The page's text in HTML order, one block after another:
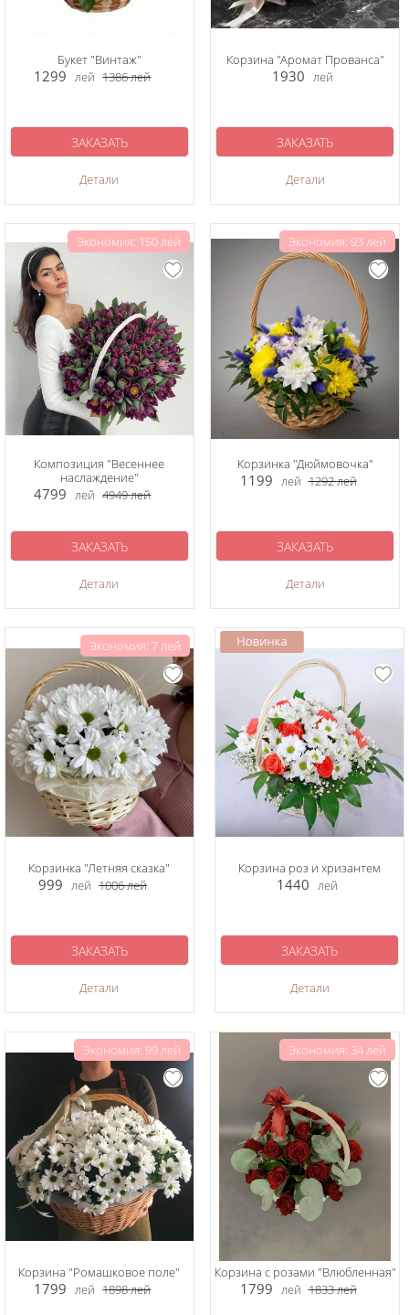
Букет "Винтаж"
1299 лей 1386лей
Детали
ЗАКАЗАТЬ
Корзина "Аромат Прованса"
1930 лей
Детали
ЗАКАЗАТЬ
Экономия: 150 лей
Композиция "Весеннее
наслаждение"
4799 лей 4949лей
Детали
ЗАКАЗАТЬ
Экономия: 93 лей
Корзинка "Дюймовочка"
1199 лей 1292лей
Детали
ЗАКАЗАТЬ
Экономия: 7 лей
Корзинка "Летняя сказка"
999 лей 1006лей
Детали
ЗАКАЗАТЬ
Корзина роз и хризантем
1440 лей
Детали
ЗАКАЗАТЬ
Экономия: 99 лей
Корзина "Ромашковое поле"
1799 лей 1898лей
Экономия: 34 лей
Корзина с розами "Влюбленная"
1799 лей 1833лей